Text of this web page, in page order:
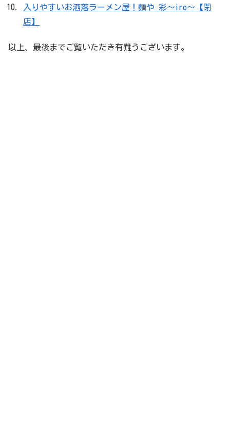
入りやすいお洒落ラーメン屋！麵や 彩～iro～【閉
店】
以上、最後までご覧いただき有難うございます。